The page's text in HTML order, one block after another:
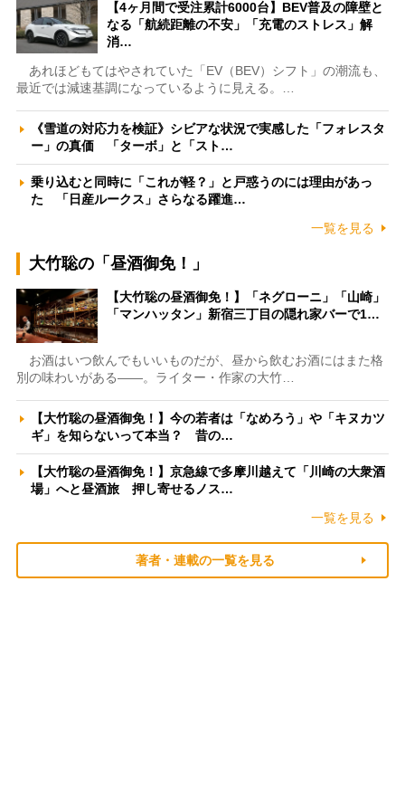
【4ヶ月間で受注累計6000台】BEV普及の障壁と
なる「航続距離の不安」「充電のストレス」解
消…
あれほどもてはやされていた「EV（BEV）シフト」の潮流も、
最近では減速基調になっているように見える。…
《雪道の対応力を検証》シビアな状況で実感した「フォレスタ
ー」の真価 「ターボ」と「スト…
乗り込むと同時に「これが軽？」と戸惑うのには理由があっ
た 「日産ルークス」さらなる躍進…
一覧を見る
大竹聡の「昼酒御免！」
【大竹聡の昼酒御免！】「ネグローニ」「山崎」
「マンハッタン」新宿三丁目の隠れ家バーで1…
お酒はいつ飲んでもいいものだが、昼から飲むお酒にはまた格
別の味わいがある――。ライター・作家の大竹…
【大竹聡の昼酒御免！】今の若者は「なめろう」や「キヌカツ
ギ」を知らないって本当？ 昔の…
【大竹聡の昼酒御免！】京急線で多摩川越えて「川崎の大衆酒
場」へと昼酒旅 押し寄せるノス…
一覧を見る
著者・連載の一覧を見る